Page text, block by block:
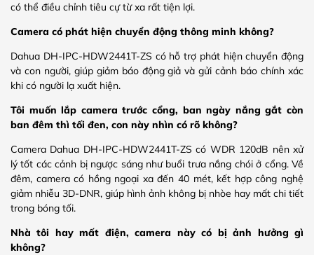
có thể điều chỉnh tiêu cự từ xa rất tiện lợi.
Camera có phát hiện chuyển động thông minh không?
Dahua DH-IPC-HDW2441T-ZS có hỗ trợ phát hiện chuyển động
và con người, giúp giảm báo động giả và gửi cảnh báo chính xác
khi có người lạ xuất hiện.
Tôi muốn lắp camera trước cổng, ban ngày nắng gắt còn
ban đêm thì tối đen, con này nhìn có rõ không?
Camera Dahua DH-IPC-HDW2441T-ZS có WDR 120dB nên xử
lý tốt các cảnh bị ngược sáng như buổi trưa nắng chói ở cổng. Về
đêm, camera có hồng ngoại xa đến 40 mét, kết hợp công nghệ
giảm nhiễu 3D-DNR, giúp hình ảnh không bị nhòe hay mất chi tiết
trong bóng tối.
Nhà tôi hay mất điện, camera này có bị ảnh hưởng gì
không?